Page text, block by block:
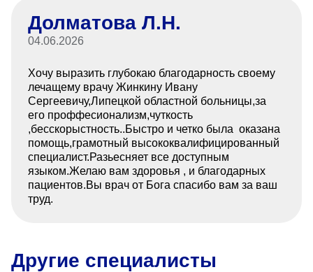
Долматова Л.Н.
04.06.2026
Хочу выразить глубокаю благодарность своему
лечащему врачу Жинкину Ивану
Сергеевичу,Липецкой областной больницы,за
его проффесионализм,чуткость
,бесскорыстность..Быстро и четко была оказана
помощь,грамотный высококвалифицированный
специалист.Разьесняет все доступным
языком.Желаю вам здоровья , и благодарных
пациентов.Вы врач от Бога спасибо вам за ваш
труд.
Другие специалисты